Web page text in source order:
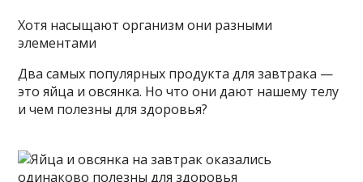
Хотя насыщают организм они разными
элементами
Два самых популярных продукта для завтрака —
это яйца и овсянка. Но что они дают нашему телу
и чем полезны для здоровья?